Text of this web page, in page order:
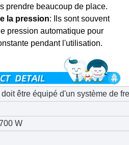
prendre beaucoup de place.
la pression: Ils sont souvent
pression automatique pour
pendant l'utilisation.
être équipé d'un système de
W